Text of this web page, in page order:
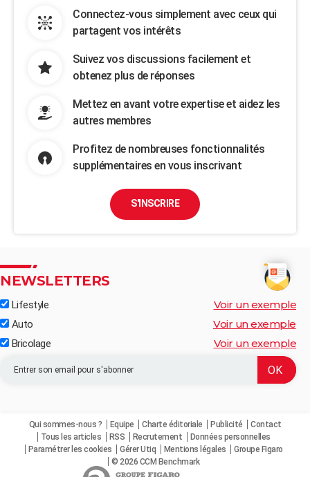
Connectez-vous simplement avec ceux qui
partagent vos intérêts
Suivez vos discussions facilement et
obtenez plus de réponses
Mettez en avant votre expertise et aidez les
autres membres
Profitez de nombreuses fonctionnalités
supplémentaires en vous inscrivant
S'INSCRIRE
NEWSLETTERS
Lifestyle Voir un exemple
Auto Voir un exemple
Bricolage Voir un exemple
Qui sommes-nous ? Equipe Charte éditoriale Publicité
Contact
Tous les articles
RSS Recrutement
Données personnelles
Paramétrer les cookies
Gérer Utiq Mentions légales
Groupe Figaro
© 2026 CCM Benchmark